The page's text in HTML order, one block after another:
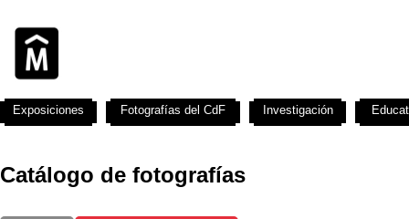
Catálogo de fotografías
Exposiciones Fotografías del CdF Investigación